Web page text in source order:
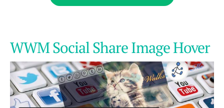
WWM Social Share Image Hover